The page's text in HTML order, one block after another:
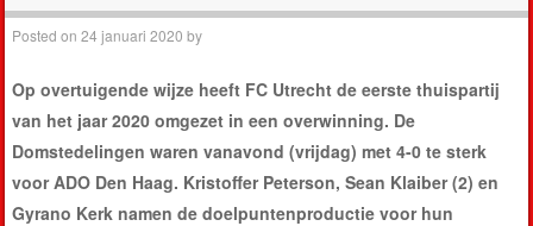
Posted on24 januari 2020 by
Op overtuigende wijze heeft FC Utrecht de eerste thuispartij
van het jaar 2020 omgezet in een overwinning. De
Domstedelingen waren vanavond (vrijdag) met 4-0 te sterk
voor ADO Den Haag. Kristoffer Peterson, Sean Klaiber (2) en
Gyrano Kerk namen de doelpuntenproductie voor hun